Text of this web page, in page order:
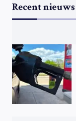
Recent nieuws